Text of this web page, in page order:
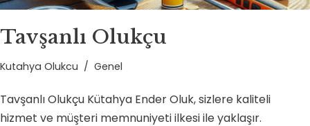
Tavşanlı Olukçu
Kutahya Olukcu Genel
Tavşanlı Olukçu Kütahya Ender Oluk, sizlere kaliteli
hizmet ve müşteri memnuniyeti ilkesi ile yaklaşır.